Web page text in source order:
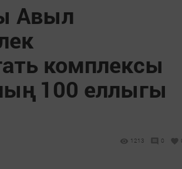
Авыл
комплексы
100 еллыгы
1213 0